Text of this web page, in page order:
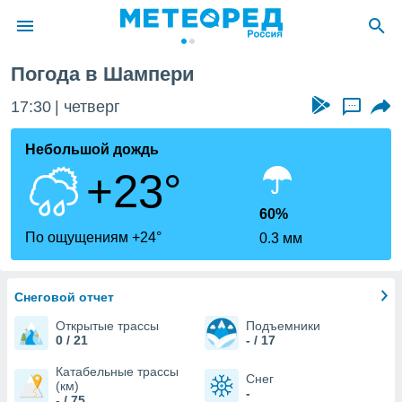
о
Вы можете
к этому
доступ
Погода в Шампери
17:30 четверг ...
Небольшой дождь
+23°
По ощущениям +24°
60%
0.3 мм
Снеговой отчет
Открытые трассы
0 / 21
Подъемники
- / 17
Катабельные трассы
(км)
Снег
-